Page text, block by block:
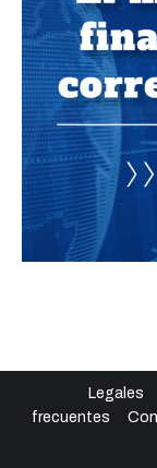
Legales
frecuentes